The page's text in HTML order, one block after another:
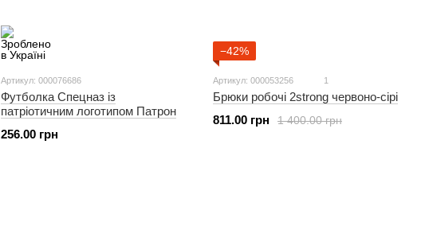
Артикул: 000076686
Футболка Спецназ із
патріотичним логотипом Патрон
256.00 грн
−42%
Артикул: 000053256 1
Брюки робочі 2strong червоно-сірі
1 400.00 грн
811.00 грн